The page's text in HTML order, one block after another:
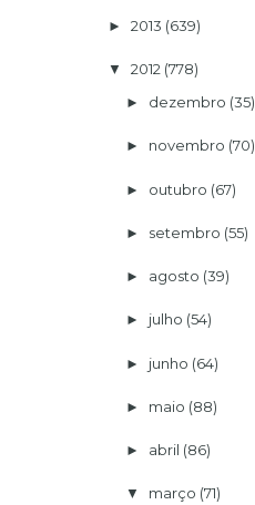
► 2013 (639)
▼ 2012 (778)
► dezembro (35)
► novembro (70)
► outubro (67)
► setembro (55)
► agosto (39)
► julho (54)
► junho (64)
► maio (88)
► abril (86)
▼ março (71)